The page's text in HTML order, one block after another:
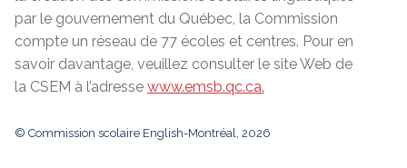
par le gouvernement du Québec, la Commission
compte un réseau de 77 écoles et centres. Pour en
savoir davantage, veuillez consulter le site Web de
la CSEM à l’adresse www.emsb.qc.ca.
© Commission scolaire English-Montréal, 2026